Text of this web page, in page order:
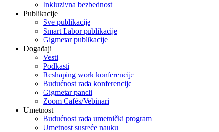
Inkluzivna bezbednost
Publikacije
Sve publikacije
Smart Labor publikacije
Gigmetar publikacije
Događaji
Vesti
Podkasti
Reshaping work konferencije
Budućnost rada konferencije
Gigmetar paneli
Zoom Cafés/Vebinari
Umetnost
Budućnost rada umetnički program
Umetnost susreće nauku